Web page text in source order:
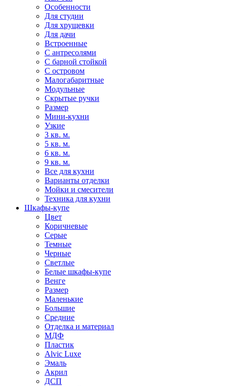
Особенности
Для студии
Для хрущевки
Для дачи
Встроенные
С антресолями
С барной стойкой
С островом
Малогабаритные
Модульные
Скрытые ручки
Размер
Мини-кухни
Узкие
3 кв. м.
5 кв. м.
6 кв. м.
9 кв. м.
Все для кухни
Варианты отделки
Мойки и смесители
Техника для кухни
Шкафы-купе
Цвет
Коричневые
Серые
Темные
Черные
Светлые
Белые шкафы-купе
Венге
Размер
Маленькие
Большие
Средние
Отделка и материал
МДФ
Пластик
Alvic Luxe
Эмаль
Акрил
ДСП